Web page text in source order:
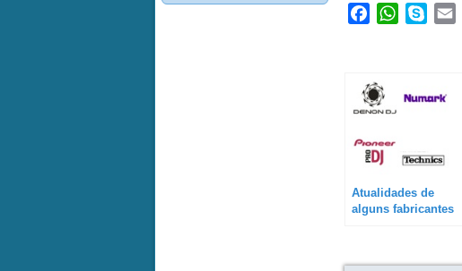
FacebookWhatsApp
Skype
Atualidades de
alguns fabricantes